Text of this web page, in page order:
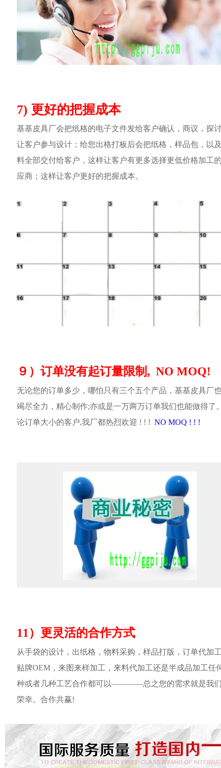
7) 更好的把握成本
基基皮具厂会把纸格的电子文件发给客户确认，商议，探
让客户参与设计；给您出格打板后会把纸格，样品包，以
料全部交付给客户，这样让客户有更多选择更低价格加工
应商；这样让客户更好的把握成本。
９）订单没有起订量限制, NO MOQ!
无论您的订单多少，哪怕只有三个五个产品，基基皮具厂
竭尽全力，精心制作;亦或是一万两万订单我们也能做得了
论订单大小的客户,我厂都热烈欢迎 ! ! ! NO MOQ ! ! !
11）更灵活的合作方式
从手袋的设计，出纸格，物料采购，样品打版，订单代加
贴牌OEM，来图来样加工，来料代加工还是半成品加工任
种或者几种工艺合作都可以————总之您的需求就是我
荣幸。合作共赢!